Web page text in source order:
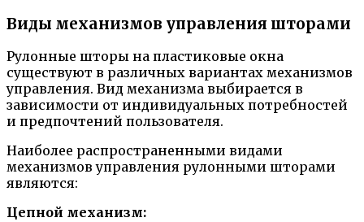
Виды механизмов управления шторами
Рулонные шторы на пластиковые окна
существуют в различных вариантах механизмов
управления. Вид механизма выбирается в
зависимости от индивидуальных потребностей
и предпочтений пользователя.
Наиболее распространенными видами
механизмов управления рулонными шторами
являются:
Цепной механизм: